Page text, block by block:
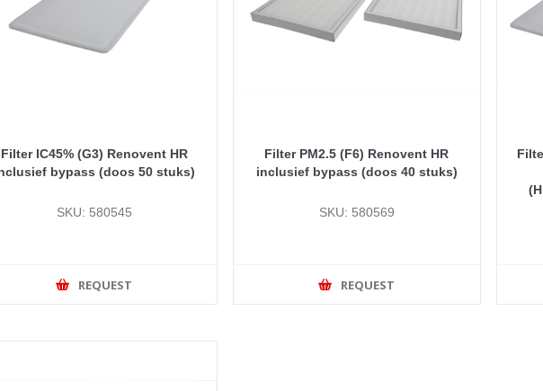
Filter IC45% (G3) Renovent HR
bypass (doos 50 stuks)
SKU: 580545
REQUEST
Filter PM2.5 (F6) Renovent HR
inclusief bypass (doos 40 stuks)
SKU: 580569
REQUEST